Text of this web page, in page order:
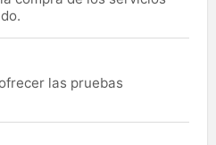
las pruebas